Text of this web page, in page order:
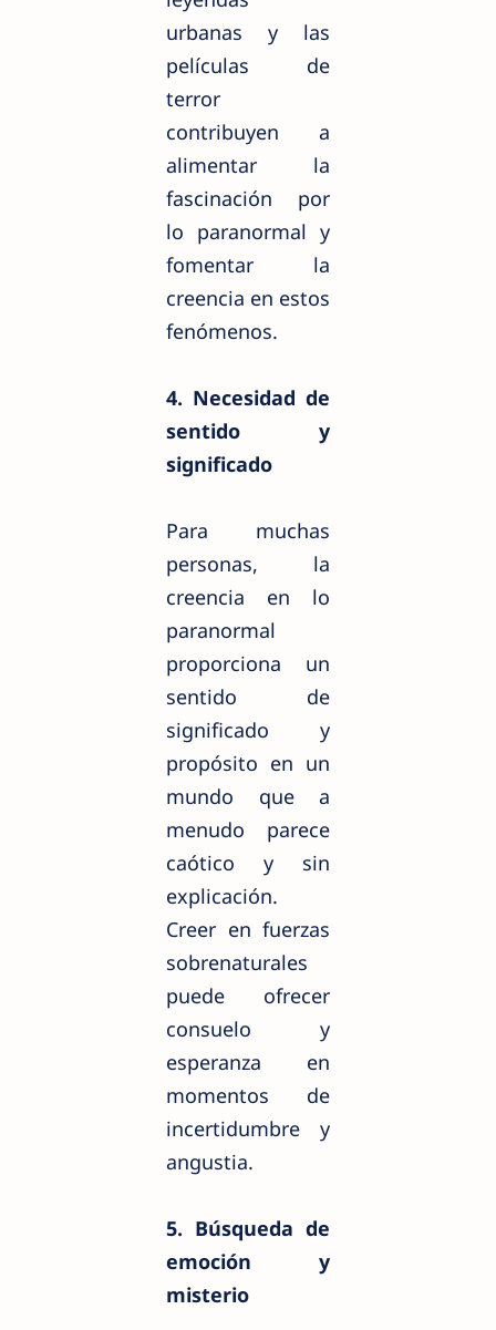
urbanas y las
películas de
terror
contribuyen a
alimentar la
fascinación por
lo paranormal y
fomentar la
creencia en estos
fenómenos.
4. Necesidad de
sentido y
significado
Para muchas
personas, la
creencia en lo
paranormal
proporciona un
sentido de
significado y
propósito en un
mundo que a
menudo parece
caótico y sin
explicación.
Creer en fuerzas
sobrenaturales
puede ofrecer
consuelo y
esperanza en
momentos de
incertidumbre y
angustia.
5. Búsqueda de
emoción y
misterio